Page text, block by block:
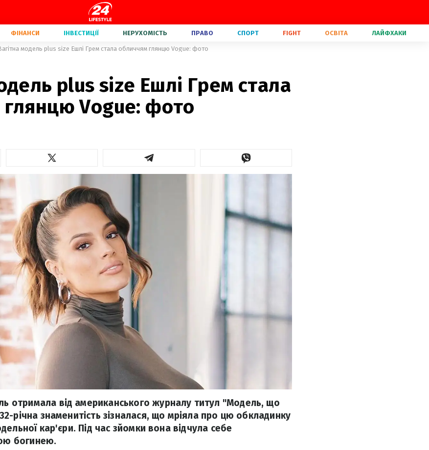
ФІНАНСИ ІНВЕСТИЦІЇ НЕРУХОМІСТЬ ПРАВО СПОРТ FIGHT ОСВІТА ЛАЙФХАКИ
модель plus size Ешлі Грем стала обличчям глянцю Vogue: фото
plus size Ешлі Грем стала
Vogue: фото
отримала від американського журналу титул "Модель, що
річна знаменитість зізналася, що мріяла про цю обкладинку
кар'єри. Під час зйомки вона відчула себе
богинею.